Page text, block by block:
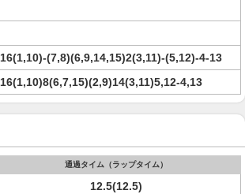
16(1,10)-(7,8)(6,9,14,15)2(3,11)-(5,12)-4-13
16(1,10)8(6,7,15)(2,9)14(3,11)5,12-4,13
通過タイム（ラップタイム）
12.5(12.5)